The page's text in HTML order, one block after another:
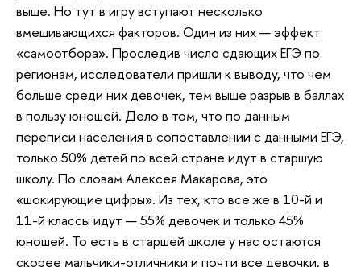
выше. Но тут в игру вступают несколько
вмешивающихся факторов. Один из них — эффект
«самоотбора». Проследив число сдающих ЕГЭ по
регионам, исследователи пришли к выводу, что чем
больше среди них девочек, тем выше разрыв в баллах
в пользу юношей. Дело в том, что по данным
переписи населения в сопоставлении с данными ЕГЭ,
только 50% детей по всей стране идут в старшую
школу. По словам Алексея Макарова, это
«шокирующие цифры». Из тех, кто все же в 10-й и
11-й классы идут — 55% девочек и только 45%
юношей. То есть в старшей школе у нас остаются
скорее мальчики-отличники и почти все девочки, в